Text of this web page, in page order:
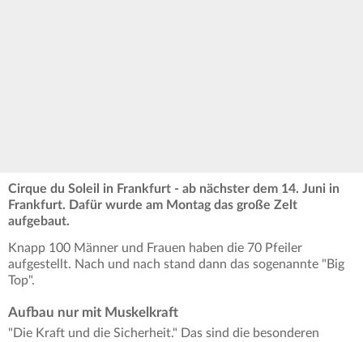
Cirque du Soleil in Frankfurt - ab nächster dem 14. Juni in
Frankfurt. Dafür wurde am Montag das große Zelt
aufgebaut.
Knapp 100 Männer und Frauen haben die 70 Pfeiler
aufgestellt. Nach und nach stand dann das sogenannte "Big
Top".
Aufbau nur mit Muskelkraft
"Die Kraft und die Sicherheit." Das sind die besonderen